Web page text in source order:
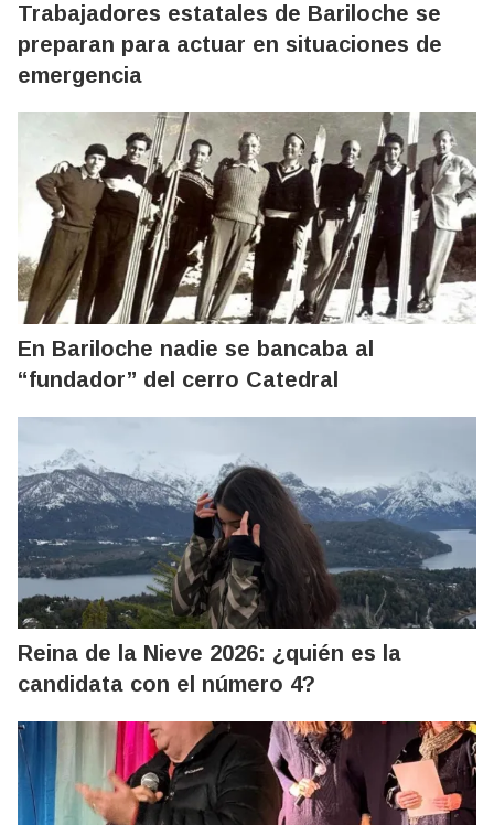
Trabajadores estatales de Bariloche se
preparan para actuar en situaciones de
emergencia
En Bariloche nadie se bancaba al
“fundador” del cerro Catedral
Reina de la Nieve 2026: ¿quién es la
candidata con el número 4?